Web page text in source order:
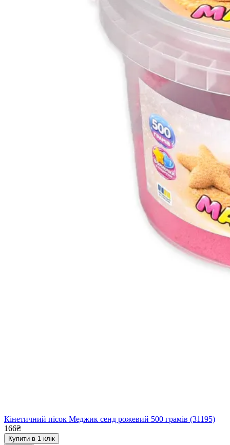
Кінетичний пісок Меджик сенд рожевий 500 грамів (31195)
166₴
Купити в 1 клік